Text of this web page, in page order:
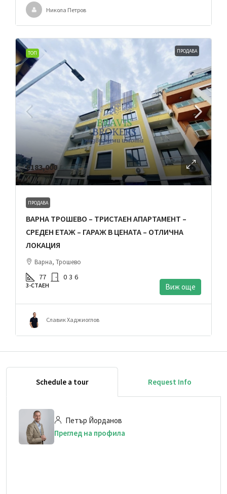
Никола Петров
ТОП ПРОДАВА
€183,000
ПРОДАВА
ВАРНА ТРОШЕВО – ТРИСТАЕН АПАРТАМЕНТ –
СРЕДЕН ЕТАЖ – ГАРАЖ В ЦЕНАТА – ОТЛИЧНА
ЛОКАЦИЯ
Варна, Трошево
77 0 3 6
3-СТАЕН Виж още
Славик Хаджиоглов
Schedule a tour Request Info
Петър Йорданов
Преглед на профила